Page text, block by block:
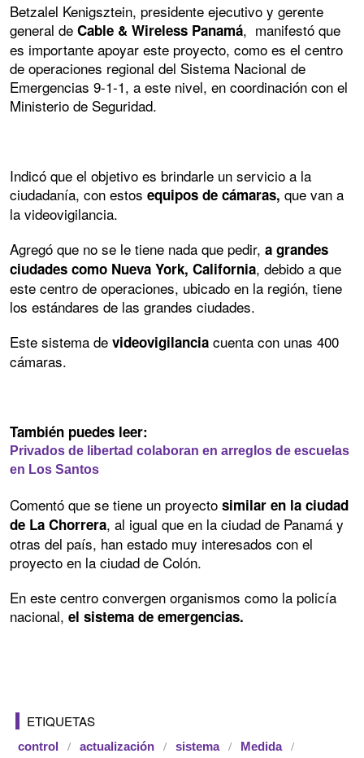
Betzalel Kenigsztein, presidente ejecutivo y gerente
general de Cable & Wireless Panamá, manifestó que
es importante apoyar este proyecto, como es el centro
de operaciones regional del Sistema Nacional de
Emergencias 9-1-1, a este nivel, en coordinación con el
Ministerio de Seguridad.
Indicó que el objetivo es brindarle un servicio a la
ciudadanía, con estos equipos de cámaras, que van a
la videovigilancia.
Agregó que no se le tiene nada que pedir, a grandes
ciudades como Nueva York, California, debido a que
este centro de operaciones, ubicado en la región, tiene
los estándares de las grandes ciudades.
Este sistema de videovigilancia cuenta con unas 400
cámaras.
También puedes leer:
Privados de libertad colaboran en arreglos de escuelas
en Los Santos
Comentó que se tiene un proyecto similar en la ciudad
de La Chorrera, al igual que en la ciudad de Panamá y
otras del país, han estado muy interesados con el
proyecto en la ciudad de Colón.
En este centro convergen organismos como la policía
nacional, el sistema de emergencias.
ETIQUETAS
control actualización sistema Medida